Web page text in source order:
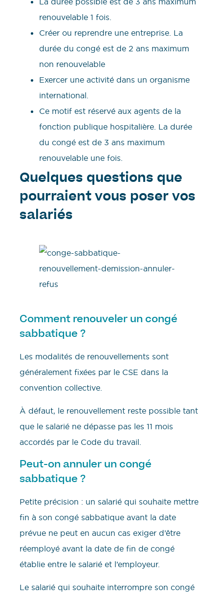
renouvelable 1 fois.
Créer ou reprendre une entreprise. La
durée du congé est de 2 ans maximum
non renouvelable
Exercer une activité dans un organisme
international.
Ce motif est réservé aux agents de la
fonction publique hospitalière. La durée
du congé est de 3 ans maximum
renouvelable une fois.
Quelques questions que
pourraient vous poser vos
salariés
Comment renouveler un congé
sabbatique ?
Les modalités de renouvellements sont
généralement fixées par le CSE dans la
convention collective.
À défaut, le renouvellement reste possible tant
que le salarié ne dépasse pas les 11 mois
accordés par le Code du travail.
Peut-on annuler un congé
sabbatique ?
Petite précision : un salarié qui souhaite mettre
fin à son congé sabbatique avant la date
prévue ne peut en aucun cas exiger d’être
réemployé avant la date de fin de congé
établie entre le salarié et l’employeur.
Le salarié qui souhaite interrompre son congé